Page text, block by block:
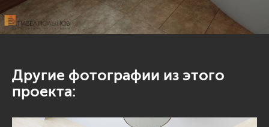
Другие фотографии из этого
проекта: